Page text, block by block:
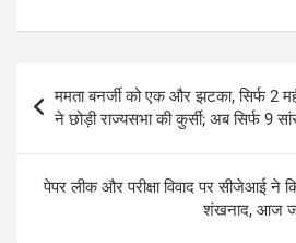
navigation
ममता बनर्जी को एक और झटका, सिर्फ 2
ने छोड़ी राज्यसभा की कुर्सी; अब सिर्फ 9
पेपर लीक और परीक्षा विवाद पर सीजेआई ने
शंखनाद, आज